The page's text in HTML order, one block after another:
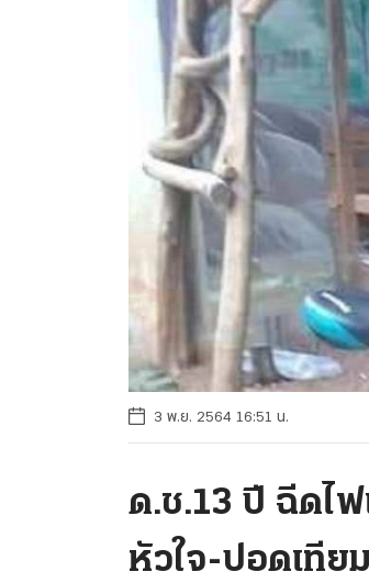
3 พ.ย. 2564 16:51 น.
ด.ช.13 ปี ฉีดไฟ
หัวใจ-ปอดเทีย